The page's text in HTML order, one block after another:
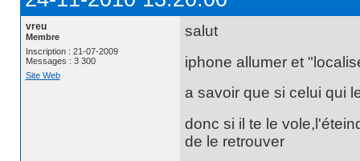
vreu
Membre
Inscription : 21-07-2009
Messages : 3 300
Site Web
salut
iphone allumer et
a savoir que si celui qui
donc si il te le
de le retrouver